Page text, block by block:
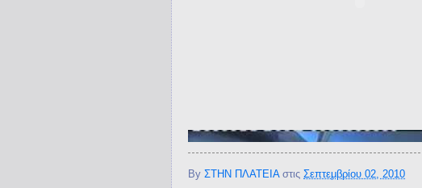
By ΣΤΗΝ ΠΛΑΤΕΙΑ στις Σεπτεμβρίου 02, 2010